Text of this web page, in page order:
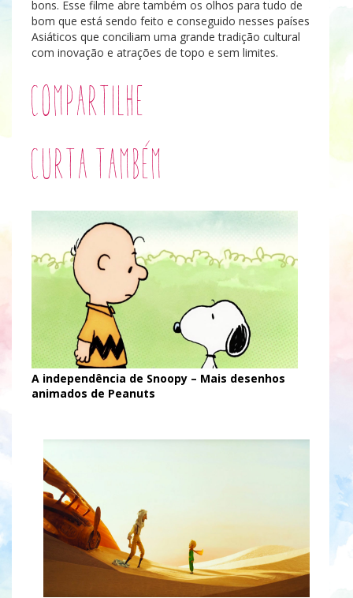
bons. Esse filme abre também os olhos para tudo de
bom que está sendo feito e conseguido nesses países
Asiáticos que conciliam uma grande tradição cultural
com inovação e atrações de topo e sem limites.
Compartilhe
Curta também
A independência de Snoopy – Mais desenhos
animados de Peanuts